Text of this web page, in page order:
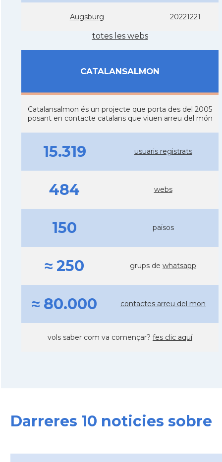
Augsburg 20221221
totes les webs
CATALANSALMON
Catalansalmon és un projecte que porta des del 2005
posant en contacte catalans que viuen arreu del món
15.319 usuaris registrats
484 webs
150 països
≈ 250 grups de whatsapp
≈ 80.000 contactes arreu del mon
vols saber com va començar? fes clic aquí
Darreres 10 noticies sobre